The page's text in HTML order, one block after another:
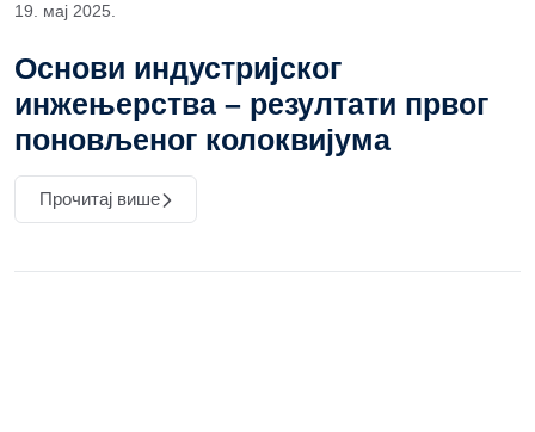
19. мај 2025.
Основи индустријског
инжењерства – резултати првог
поновљеног колоквијума
Прочитај више